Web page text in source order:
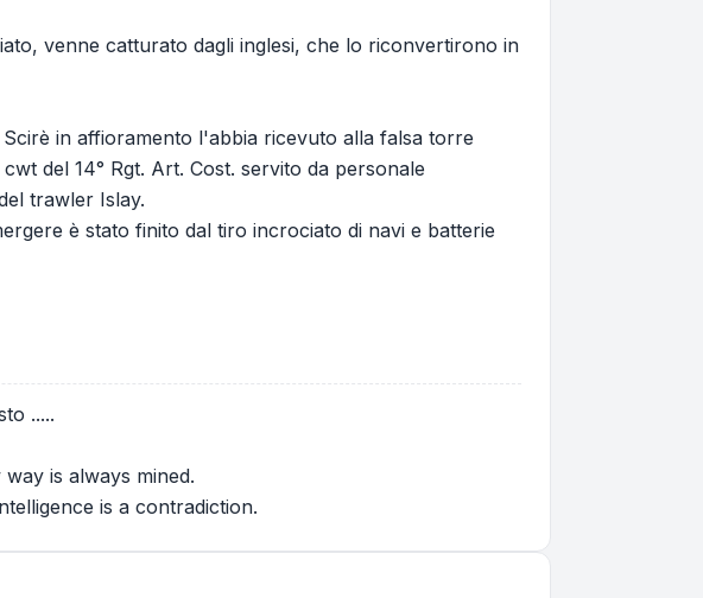
venne catturato dagli inglesi, che lo riconvertirono in
in affioramento l'abbia ricevuto alla falsa torre
del 14° Rgt. Art. Cost. servito da personale
trawler Islay.
è stato finito dal tiro incrociato di navi e batterie
.....
is always mined.
is a contradiction.